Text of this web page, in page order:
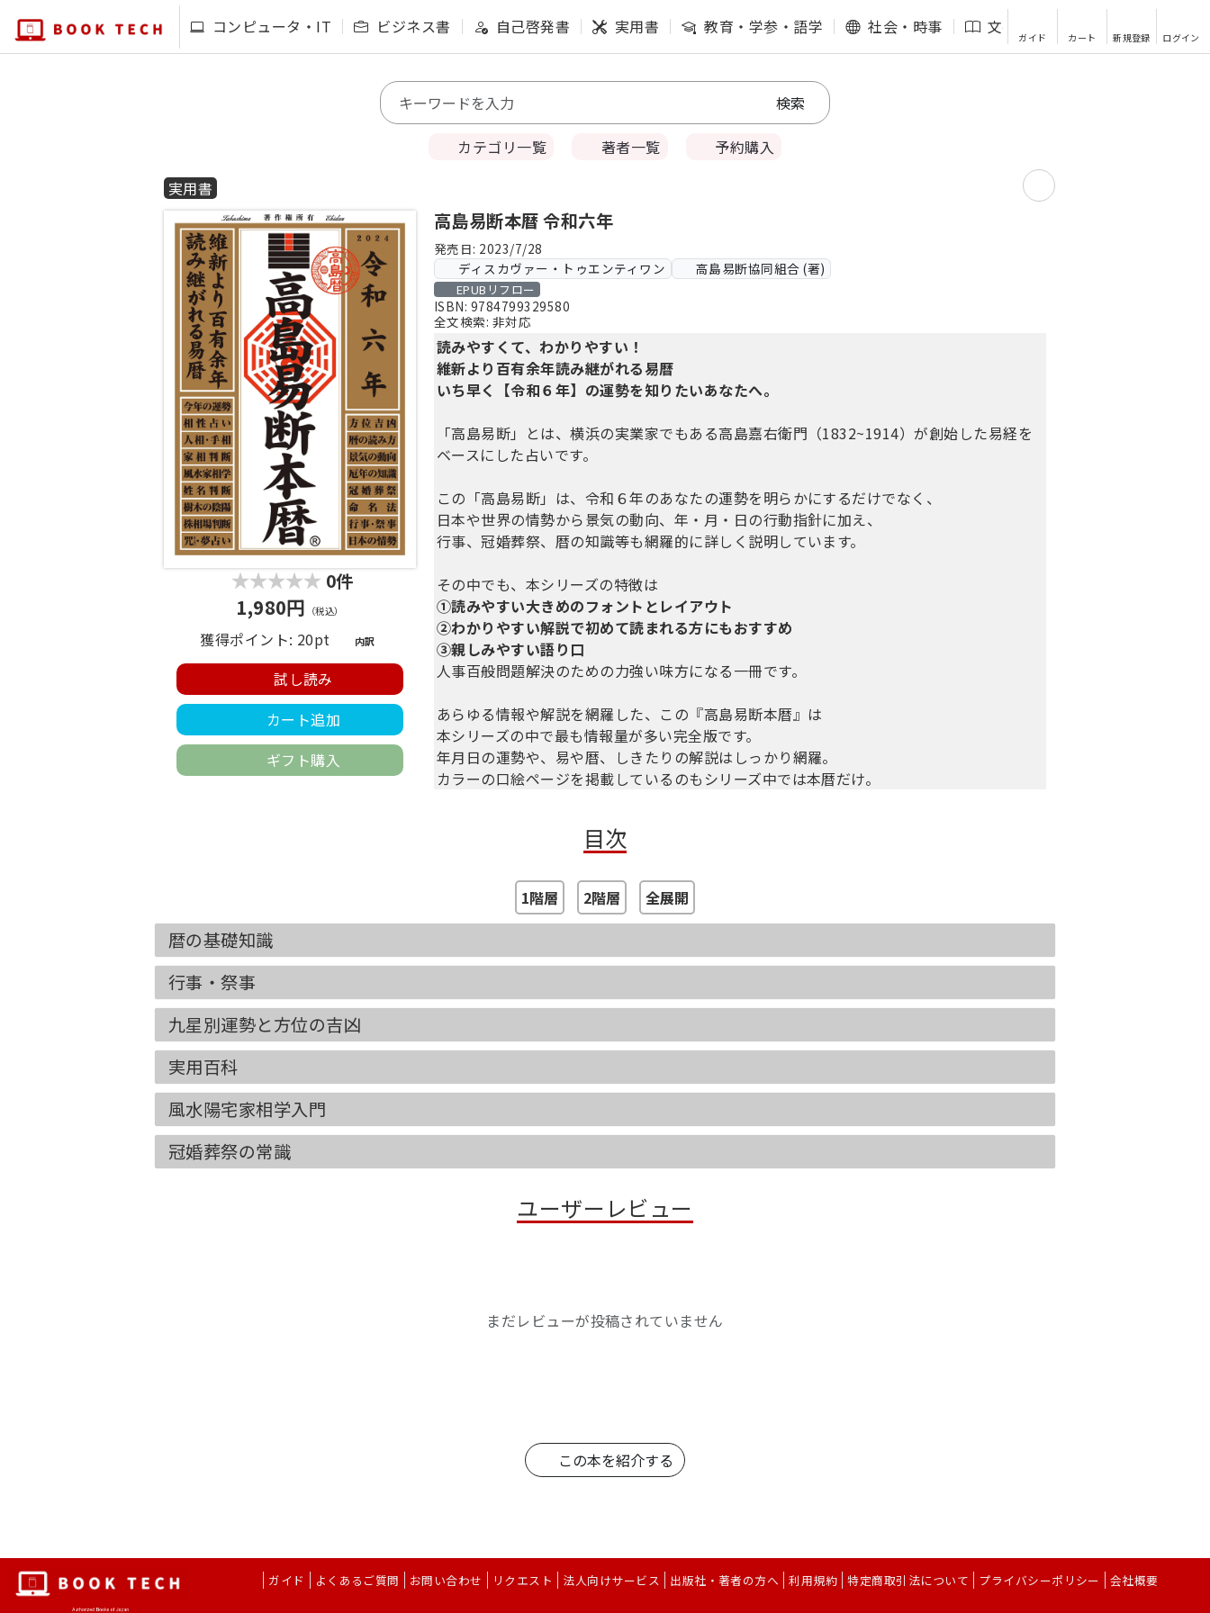
コンピュータ・IT ビジネス書 自己啓発書 実用書 教育・学参・語学 社会・時事 文芸・エッセイ
ガイド カート 新規登録 ログイン
カテゴリ一覧 著者一覧
予約購入
実用書
0件
1,980円 （税込）
獲得ポイント: 20pt 内訳
試し読み
カート追加
ギフト購入
高島易断本暦 令和六年
発売日: 2023/7/28
ディスカヴァー・トゥエンティワン
高島易断協同組合 (著)
EPUBリフロー
ISBN: 9784799329580
全文検索: 非対応
読みやすくて、わかりやすい！
維新より百有余年読み継がれる易暦
いち早く【令和６年】の運勢を知りたいあなたへ。
「高島易断」とは、横浜の実業家でもある高島嘉右衛門（1832~1914）が創始した易経を
ベースにした占いです。
この「高島易断」は、令和６年のあなたの運勢を明らかにするだけでなく、
日本や世界の情勢から景気の動向、年・月・日の行動指針に加え、
行事、冠婚葬祭、暦の知識等も網羅的に詳しく説明しています。
その中でも、本シリーズの特徴は
①読みやすい大きめのフォントとレイアウト
②わかりやすい解説で初めて読まれる方にもおすすめ
③親しみやすい語り口
人事百般問題解決のための力強い味方になる一冊です。
あらゆる情報や解説を網羅した、この『高島易断本暦』は
本シリーズの中で最も情報量が多い完全版です。
年月日の運勢や、易や暦、しきたりの解説はしっかり網羅。
カラーの口絵ページを掲載しているのもシリーズ中では本暦だけ。
【本暦ではこんなことが分かります！】
■日本と世界の動きや景気
■人相・手相・家相
■幸せを呼ぶ命名法
■厄年の知識
■魔除けのおまじない
■冠婚葬祭の常識
■夢占い
目次
1階層 2階層 全展開
暦の基礎知識
行事・祭事
九星別運勢と方位の吉凶
実用百科
風水陽宅家相学入門
冠婚葬祭の常識
ユーザーレビュー
まだレビューが投稿されていません
この本を紹介する
ガイド よくあるご質問 お問い合わせ リクエスト 法人向けサービス 出版社・著者の方へ 利用規約 特定商取引法について プライバシーポリシー 会社概要